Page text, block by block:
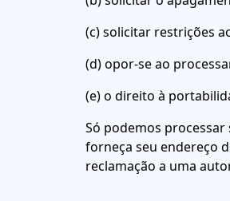
(c) solicitar restrições
(d) opor-se ao
(e) o direito à
Só podemos
forneça seu endereço
reclamação a uma